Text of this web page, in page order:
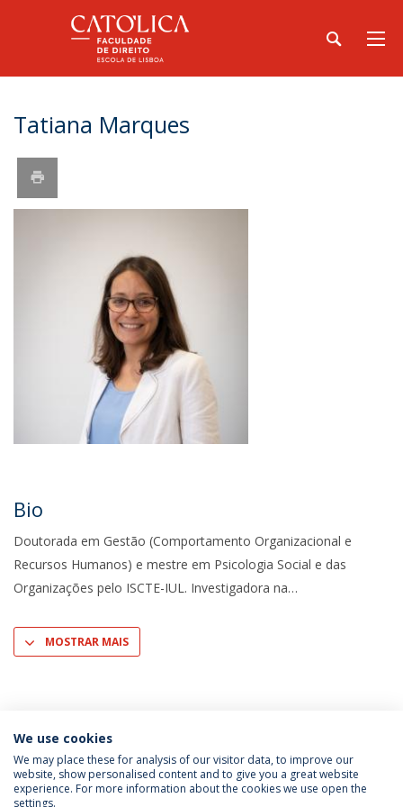
Tatiana Marques
Bio
Doutorada em Gestão (Comportamento Organizacional e
Recursos Humanos) e mestre em Psicologia Social e das
Organizações pelo ISCTE-IUL. Investigadora na
MOSTRAR MAIS
Política de Privacidade
Termos & Condições
We use cookies
We may place these for analysis of our visitor data, to improve our
website, show personalised content and to give you a great website
experience. For more information about the cookies we use open the
settings.